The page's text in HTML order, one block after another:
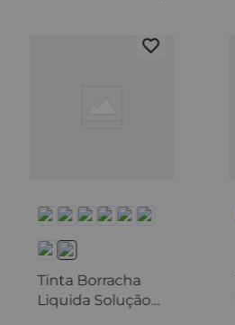
Tinta Borracha
Liquida Solução